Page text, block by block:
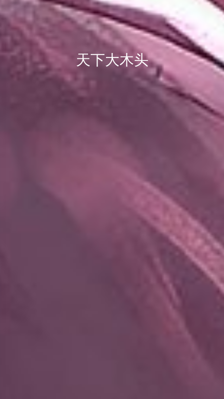
天下大木头